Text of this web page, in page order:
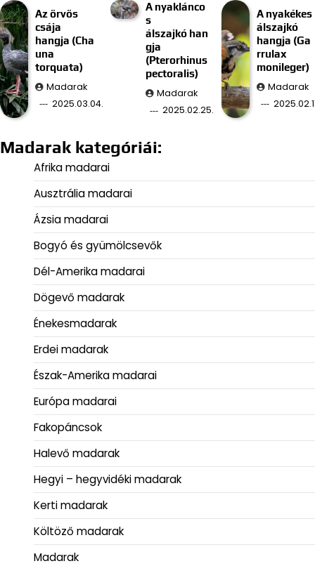
Az örvös
csája
hangja (Cha
una
torquata)
Madarak
2025.03.04.
A nyaklánco
s
álszajkó han
gja
(Pterorhinus
pectoralis)
Madarak
2025.02.25.
A nyakékes
álszajkó
hangja (Ga
rrulax
monileger)
Madarak
Madarak kategóriái:
Afrika madarai
Ausztrália madarai
Ázsia madarai
Bogyó és gyümölcsevők
Dél-Amerika madarai
Dögevő madarak
Énekesmadarak
Erdei madarak
Észak-Amerika madarai
Európa madarai
Fakopáncsok
Halevő madarak
Hegyi – hegyvidéki madarak
Kerti madarak
Költöző madarak
Madarak